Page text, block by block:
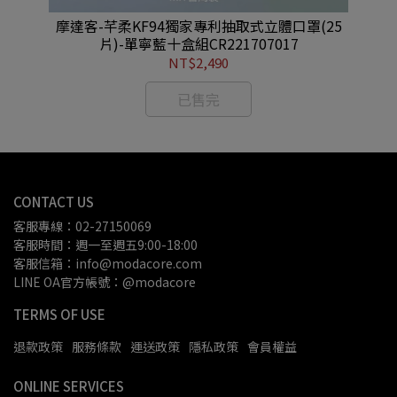
摩達客-芊柔KF94獨家專利抽取式立體口罩(25
片)-單寧藍十盒組CR221707017
NT$2,490
已售完
CONTACT US
客服專線：02-27150069
客服時間：週一至週五9:00-18:00
客服信箱：info@modacore.com
LINE OA官方帳號：@modacore
TERMS OF USE
退款政策 服務條款 運送政策 隱私政策 會員權益
ONLINE SERVICES